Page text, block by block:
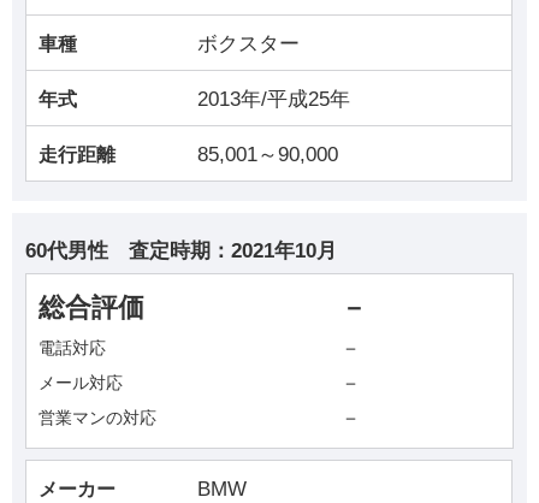
車種 ボクスター
年式 2013年/平成25年
走行距離 85,001～90,000
60代男性 査定時期： 2021年10月
総合評価 －
電話対応 －
メール対応 －
営業マンの対応 －
メーカー BMW